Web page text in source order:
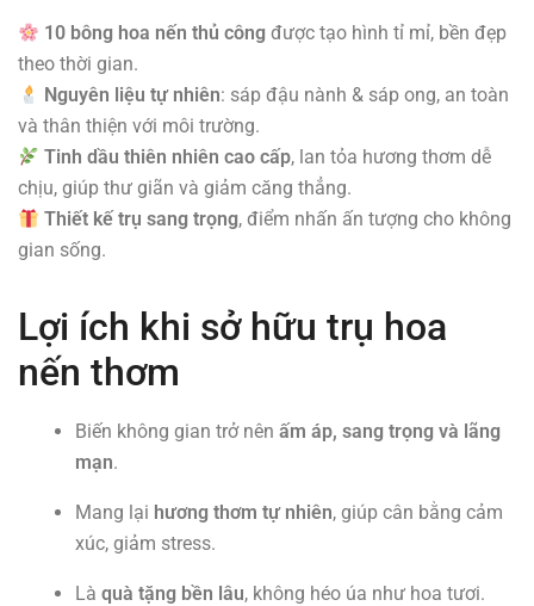
10 bông hoa nến thủ công được tạo hình tỉ mỉ, bền đẹp
theo thời gian.
Nguyên liệu tự nhiên: sáp đậu nành & sáp ong, an toàn
và thân thiện với môi trường.
Tinh dầu thiên nhiên cao cấp, lan tỏa hương thơm dễ
chịu, giúp thư giãn và giảm căng thẳng.
Thiết kế trụ sang trọng, điểm nhấn ấn tượng cho không
gian sống.
Lợi ích khi sở hữu trụ hoa
nến thơm
Biến không gian trở nên ấm áp, sang trọng và lãng
mạn.
Mang lại hương thơm tự nhiên, giúp cân bằng cảm
xúc, giảm stress.
Là quà tặng bền lâu, không héo úa như hoa tươi.